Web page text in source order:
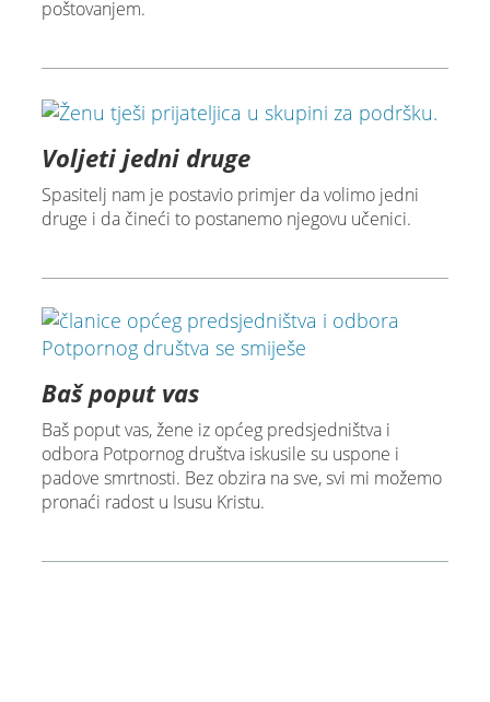
poštovanjem.
Voljeti jedni druge
Spasitelj nam je postavio primjer da volimo jedni
druge i da čineći to postanemo njegovu učenici.
Baš poput vas
Baš poput vas, žene iz općeg predsjedništva i
odbora Potpornog društva iskusile su uspone i
padove smrtnosti. Bez obzira na sve, svi mi možemo
pronaći radost u Isusu Kristu.